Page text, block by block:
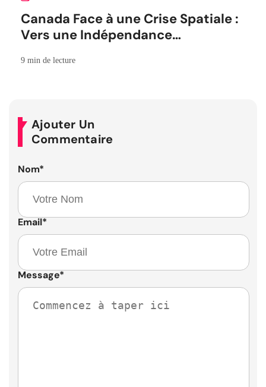
Canada Face à une Crise Spatiale :
Vers une Indépendance
9 min de lecture
Ajouter Un
Commentaire
Nom*
Email*
Message*